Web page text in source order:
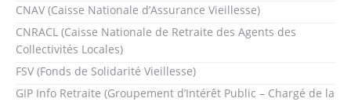
CNAV (Caisse Nationale d’Assurance Vieillesse)
CNRACL (Caisse Nationale de Retraite des Agents des
Collectivités Locales)
FSV (Fonds de Solidarité Vieillesse)
GIP Info Retraite (Groupement d’Intérêt Public – Chargé de la